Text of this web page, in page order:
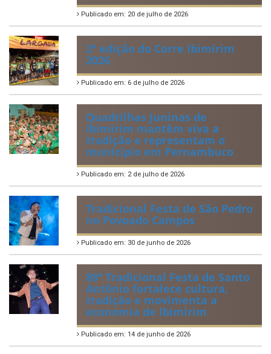
Publicado em: 20 de julho de 2026
2ª edição do Corre Ibimirim
2026
Publicado em: 6 de julho de 2026
Quadrilhas Juninas de
Ibimirim mantêm viva a
tradição e representam o
munícipio em Pernambuco
Publicado em: 2 de julho de 2026
Tradicional Festa de São Pedro
no Povoado Campos
Publicado em: 30 de junho de 2026
88ª Tradicional Festa de Santo
Antônio fortalece cultura,
tradição e movimenta a
economia de Ibimirim
Publicado em: 14 de junho de 2026